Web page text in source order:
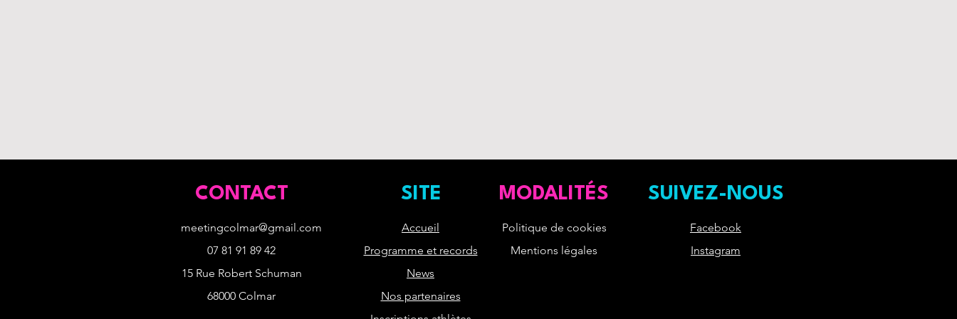
CONTACT
meetingcolmar@gmail.com
07 81 91 89 42
15 Rue Robert Schuman
68000 Colmar
SITE MODALITÉS
Accueil
Programme et records
News
Nos partenaires
Politique de cookies
Mentions légales
SUIVEZ-NOUS
Facebook
Instagram